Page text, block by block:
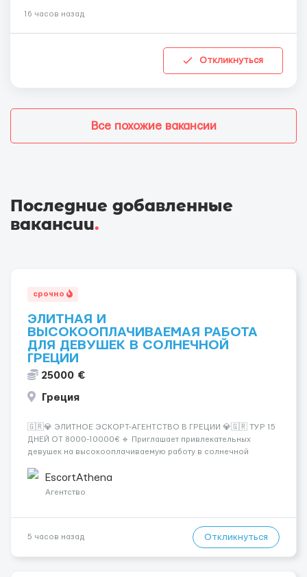
16 часов назад
Откликнуться
Все похожие вакансии
Последние добавленные
вакансии.
срочно
ЭЛИТНАЯ И
ВЫСОКООПЛАЧИВАЕМАЯ РАБОТА
ДЛЯ ДЕВУШЕК В СОЛНЕЧНОЙ
ГРЕЦИИ
25000 €
Греция
🇬🇷💎 ЭЛИТНОЕ ЭСКОРТ-АГЕНТСТВО В ГРЕЦИИ 💎🇬🇷 ТУР 15
ДНЕЙ ОТ 8000-10000€ 🔹 Приглашает привлекательных
девушек на высокооплачиваемую работу в солнечной
хорошие деньги 💶 — это предложение для тебя! 🔹
Требования: ✔️ Возраст от ...
EscortAthena
Агентство
5 часов назад Откликнуться